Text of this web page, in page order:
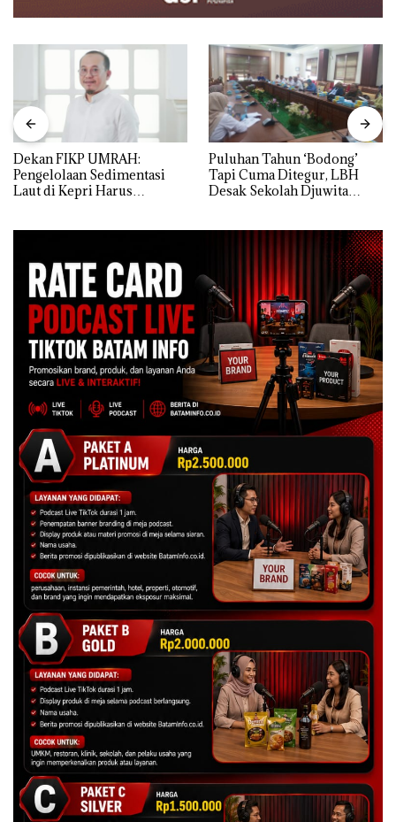
Dekan FIKP UMRAH:
Pengelolaan Sedimentasi
Laut di Kepri Harus
Puluhan Tahun ‘Bodong’
Tapi Cuma Ditegur, LBH
Desak Sekolah Djuwita